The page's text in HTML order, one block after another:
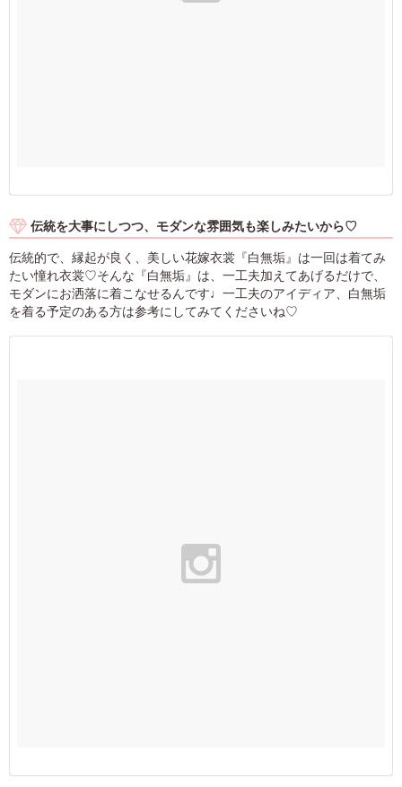
伝統を大事にしつつ、モダンな雰囲気も楽しみたいから♡
伝統的で、縁起が良く、美しい花嫁衣裳『白無垢』は一回は着てみ
たい憧れ衣裳♡そんな『白無垢』は、一工夫加えてあげるだけで、
モダンにお洒落に着こなせるんです♩一工夫のアイディア、白無垢
を着る予定のある方は参考にしてみてくださいね♡